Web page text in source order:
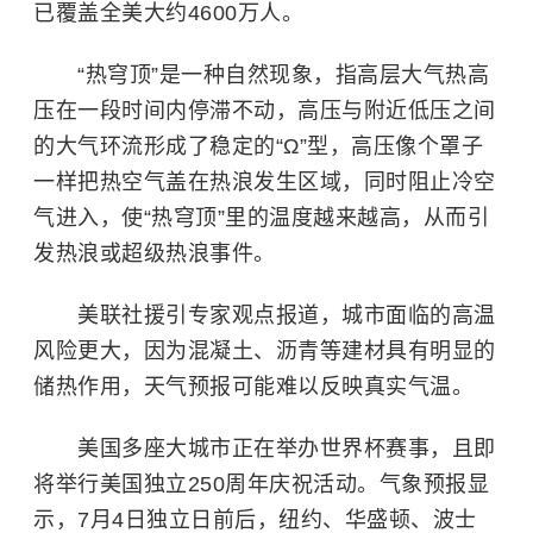
已覆盖全美大约4600万人。
“热穹顶”是一种自然现象，指高层大气热高
压在一段时间内停滞不动，高压与附近低压之间
的大气环流形成了稳定的“Ω”型，高压像个罩子
一样把热空气盖在热浪发生区域，同时阻止冷空
气进入，使“热穹顶”里的温度越来越高，从而引
发热浪或超级热浪事件。
美联社援引专家观点报道，城市面临的高温
风险更大，因为混凝土、沥青等建材具有明显的
储热作用，天气预报可能难以反映真实气温。
美国多座大城市正在举办世界杯赛事，且即
将举行美国独立250周年庆祝活动。气象预报显
示，7月4日独立日前后，纽约、华盛顿、波士